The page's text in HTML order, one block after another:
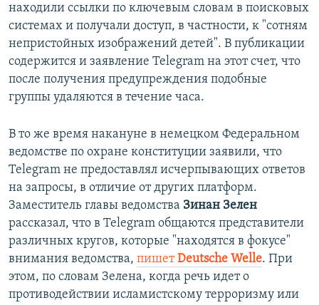
находили ссылки по ключевым словам в поисковых
системах и получали доступ, в частности, к "сотням
непристойных изображений детей". В публикации
содержится и заявление Telegram на этот счет, что
после получения предупреждения подобные
группы удаляются в течение часа.
В то же время накануне в немецком Федеральном
ведомстве по охране конституции заявили, что
Telegram не предоставлял исчерпывающих ответов
на запросы, в отличие от других платформ.
Заместитель главы ведомства Зинан Зелен
рассказал, что в Telegram общаются представители
различных кругов, которые "находятся в фокусе"
внимания ведомства, пишетDeutsche Welle. При
этом, по словам Зелена, когда речь идет о
противодействии исламистскому терроризму или